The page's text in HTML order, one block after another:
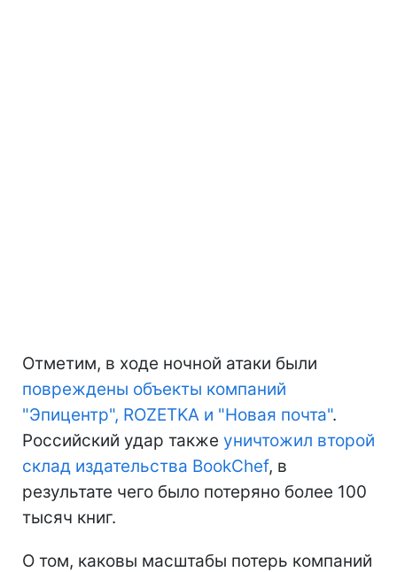
Отметим, в ходе ночной атаки были
повреждены объекты компаний
"Эпицентр", ROZETKA и "Новая почта".
Российский удар также уничтожил второй
склад издательства BookChef, в
результате чего было потеряно более 100
тысяч книг.
О том, каковы масштабы потерь компаний